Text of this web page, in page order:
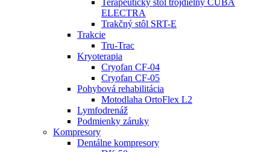
Terapeutický stôl trojdielny CUBA
ELECTRA
Trakčný stôl SRT-E
Trakcie
Tru-Trac
Kryoterapia
Cryofan CF-04
Cryofan CF-05
Pohybová rehabilitácia
Motodlaha OrtoFlex L2
Lymfodrenáž
Podmienky záruky
Kompresory
Dentálne kompresory